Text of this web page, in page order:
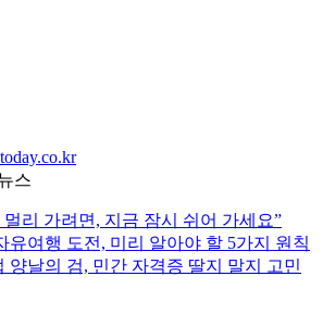
스
멀리 가려면, 지금 잠시 쉬어 가세요”
유여행 도전, 미리 알아야 할 5가지 원칙
양날의 검, 민간 자격증 딸지 말지 고민